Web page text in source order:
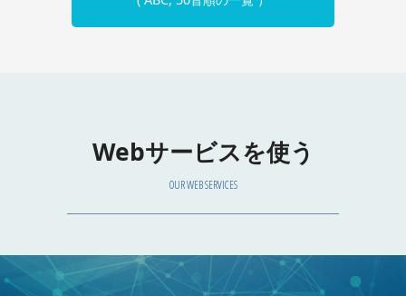
Webサービスを使う
OUR WEB SERVICES